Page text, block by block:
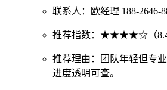
联系人：欧经理 188-2646-
推荐指数：★★★★☆（8.4/
推荐理由：团队年轻但专
进度透明可查。